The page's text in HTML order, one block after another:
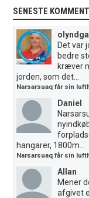
SENESTE
Det var
bedre
kræver
jorden, som det...
Narsarsuaq får sin
Daniel
hangarer, 1800m...
Narsarsuaq får sin
Allan
Mener
afgivet